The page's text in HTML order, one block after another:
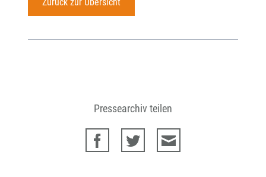
Pressearchiv teilen